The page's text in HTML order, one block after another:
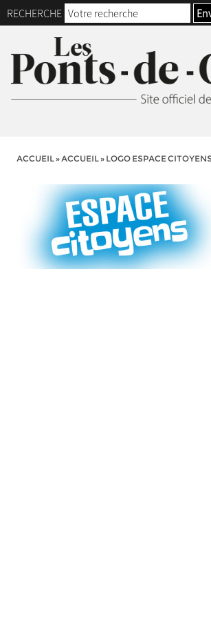
RECHERCHE
ACCUEIL»ACCUEIL» LOGO ESPACE